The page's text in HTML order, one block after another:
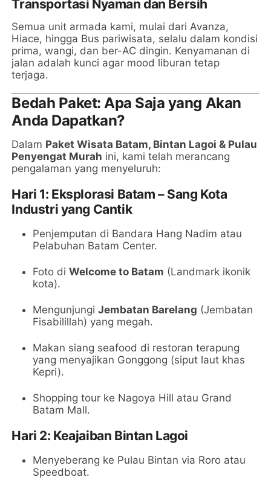
Transportasi Nyaman dan Bersih
Semua unit armada kami, mulai dari Avanza,
Hiace, hingga Bus pariwisata, selalu dalam kondisi
prima, wangi, dan ber-AC dingin. Kenyamanan di
jalan adalah kunci agar mood liburan tetap
terjaga.
Bedah Paket: Apa Saja yang Akan
Anda Dapatkan?
Dalam Paket Wisata Batam, Bintan Lagoi & Pulau
Penyengat Murah ini, kami telah merancang
pengalaman yang menyeluruh:
Hari 1: Eksplorasi Batam – Sang Kota
Industri yang Cantik
Penjemputan di Bandara Hang Nadim atau
Pelabuhan Batam Center.
Foto diWelcome to Batam (Landmark ikonik
kota).
MengunjungiJembatan Barelang (Jembatan
Fisabilillah) yang megah.
Makan siang seafood di restoran terapung
yang menyajikan Gonggong (siput laut khas
Kepri).
Shopping tour ke Nagoya Hill atau Grand
Batam Mall.
Hari 2: Keajaiban Bintan Lagoi
Menyeberang ke Pulau Bintan via Roro atau
Speedboat.